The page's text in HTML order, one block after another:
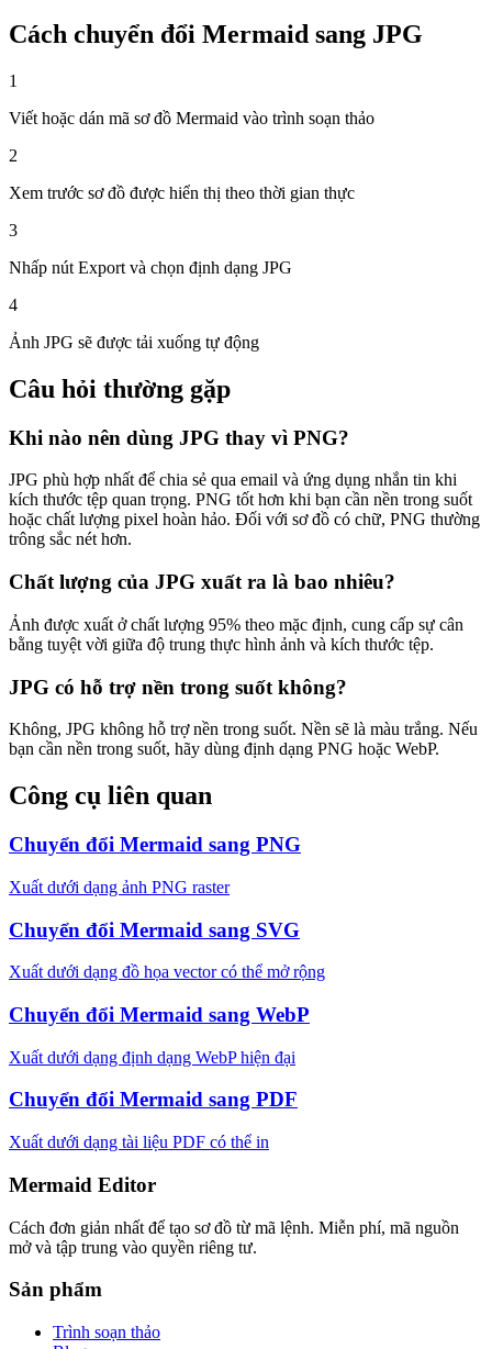
Cách chuyển đổi Mermaid sang JPG
1
Viết hoặc dán mã sơ đồ Mermaid vào trình soạn thảo
2
Xem trước sơ đồ được hiển thị theo thời gian thực
3
Nhấp nút Export và chọn định dạng JPG
4
Ảnh JPG sẽ được tải xuống tự động
Câu hỏi thường gặp
Khi nào nên dùng JPG thay vì PNG?
JPG phù hợp nhất để chia sẻ qua email và ứng dụng nhắn tin khi
kích thước tệp quan trọng. PNG tốt hơn khi bạn cần nền trong suốt
hoặc chất lượng pixel hoàn hảo. Đối với sơ đồ có chữ, PNG thường
trông sắc nét hơn.
Chất lượng của JPG xuất ra là bao nhiêu?
Ảnh được xuất ở chất lượng 95% theo mặc định, cung cấp sự cân
bằng tuyệt vời giữa độ trung thực hình ảnh và kích thước tệp.
JPG có hỗ trợ nền trong suốt không?
Không, JPG không hỗ trợ nền trong suốt. Nền sẽ là màu trắng. Nếu
bạn cần nền trong suốt, hãy dùng định dạng PNG hoặc WebP.
Công cụ liên quan
Chuyển đổi Mermaid sang PNG
Xuất dưới dạng ảnh PNG raster
Chuyển đổi Mermaid sang SVG
Xuất dưới dạng đồ họa vector có thể mở rộng
Chuyển đổi Mermaid sang WebP
Xuất dưới dạng định dạng WebP hiện đại
Chuyển đổi Mermaid sang PDF
Xuất dưới dạng tài liệu PDF có thể in
Mermaid Editor
Cách đơn giản nhất để tạo sơ đồ từ mã lệnh. Miễn phí, mã nguồn
mở và tập trung vào quyền riêng tư.
Sản phẩm
Trình soạn thảo